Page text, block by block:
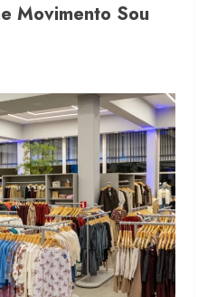
Movimento Sou